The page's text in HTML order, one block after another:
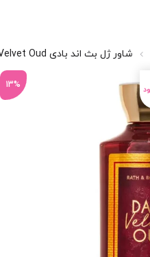
شاور ژل بث اند بادی Dark Velvet Oud
13%